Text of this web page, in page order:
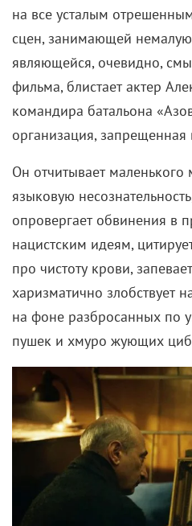
на все усталым
сцен, занимающей
являющейся, очевидно,
фильма, блистает актер
командира батальона
организация, запрещенная
Он отчитывает
языковую
опровергает обвинения в
нацистским идеям,
про чистоту крови,
харизматично злобствует
на фоне разбросанных по
пушек и хмуро жующих